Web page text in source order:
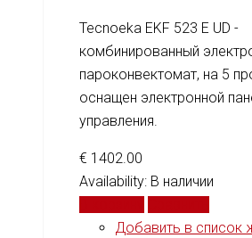
Tecnoeka EKF 523 E UD -
комбинированный
пароконвектомат, на 5
оснащен электронной
управления.
€ 1402.00
Availability: В наличии
Добавить в список